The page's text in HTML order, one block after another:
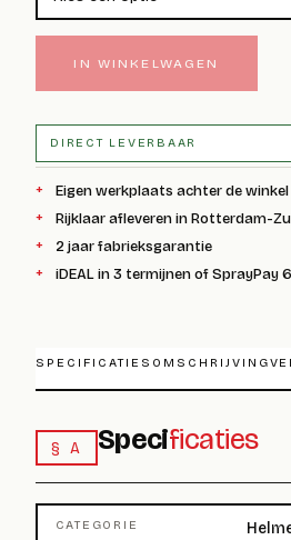
IN WINKELWAGEN
DIRECT LEVERBAAR
Eigen werkplaats achter de winkel
Rijklaar afleveren in Rotterdam-
2 jaar fabrieksgarantie
iDEAL in 3 termijnen of SprayPay
SPECIFICATIES OMSCHRIJVING
§ A Specificaties
CATEGORIE